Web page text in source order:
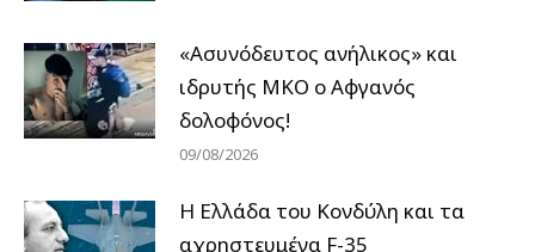
«Ασυνόδευτος ανήλικος» και
ιδρυτής ΜΚΟ ο Αφγανός
δολοφόνος!
09/08/2026
Η Ελλάδα του Κονδύλη και τα
αχρηστευμένα F-35